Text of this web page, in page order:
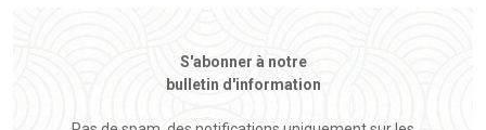
S'abonner à notre
bulletin d'information